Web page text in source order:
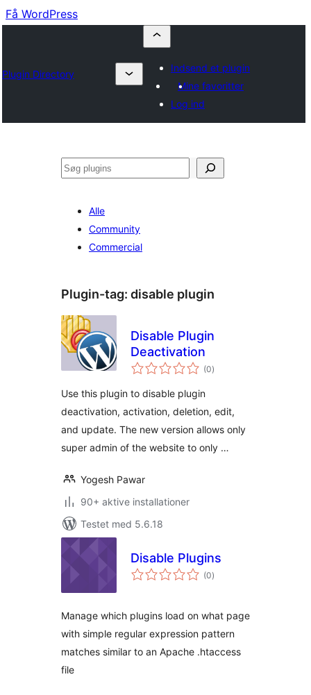
Få WordPress
Plugin Directory
Indsend et plugin
Mine favoritter
Log ind
Søg
Alle
Community
Commercial
Plugin-tag: disable plugin
Disable Plugin
Deactivation
(0totale
bedømmelser
)
Use this plugin to disable plugin
deactivation, activation, deletion, edit,
and update. The new version allows only
super admin of the website to only …
Yogesh Pawar
90+ aktive installationer
Testet med 5.6.18
Disable Plugins
(0totale
bedømmelser
)
Manage which plugins load on what page
with simple regular expression pattern
matches similar to an Apache .htaccess
file